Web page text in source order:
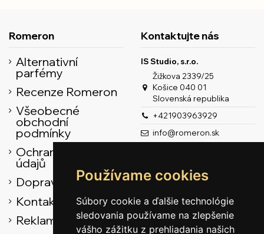
Používame cookies
Súbory cookie a ďalšie technológie
sledovania používame na zlepšenie
vášho zážitku z prehliadania našich
Romeron
Alternativní
parfémy
Recenze Romeron
Všeobecné
obchodní
podmínky
Ochrana osobních
údajů
Doprava
Kontaktní údaje
Reklamační řád
Kontaktujte nás
IS Studio, s.r.o.
Žižkova 2339/25
Košice 040 01
Slovenská republika
+421903963929
info@romeron.sk